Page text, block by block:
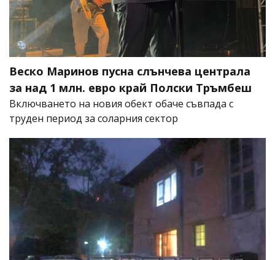
Веско Маринов пусна слънчева централа
за над 1 млн. евро край Полски Тръмбеш
Включването на новия обект обаче съвпада с
труден период за соларния сектор